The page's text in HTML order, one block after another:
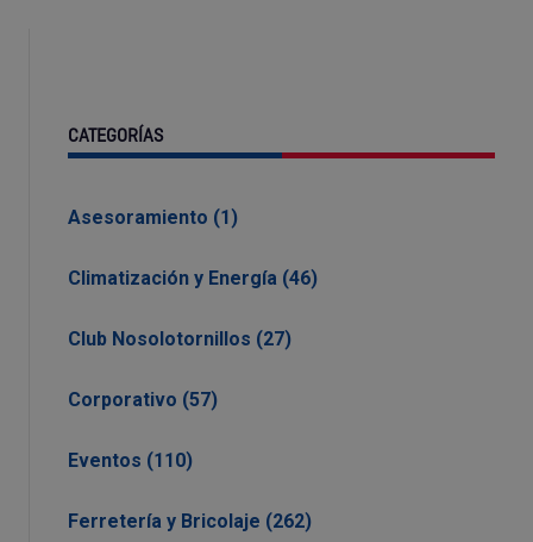
CATEGORÍAS
Asesoramiento (1)
Climatización y Energía (46)
Club Nosolotornillos (27)
Corporativo (57)
Eventos (110)
Ferretería y Bricolaje (262)